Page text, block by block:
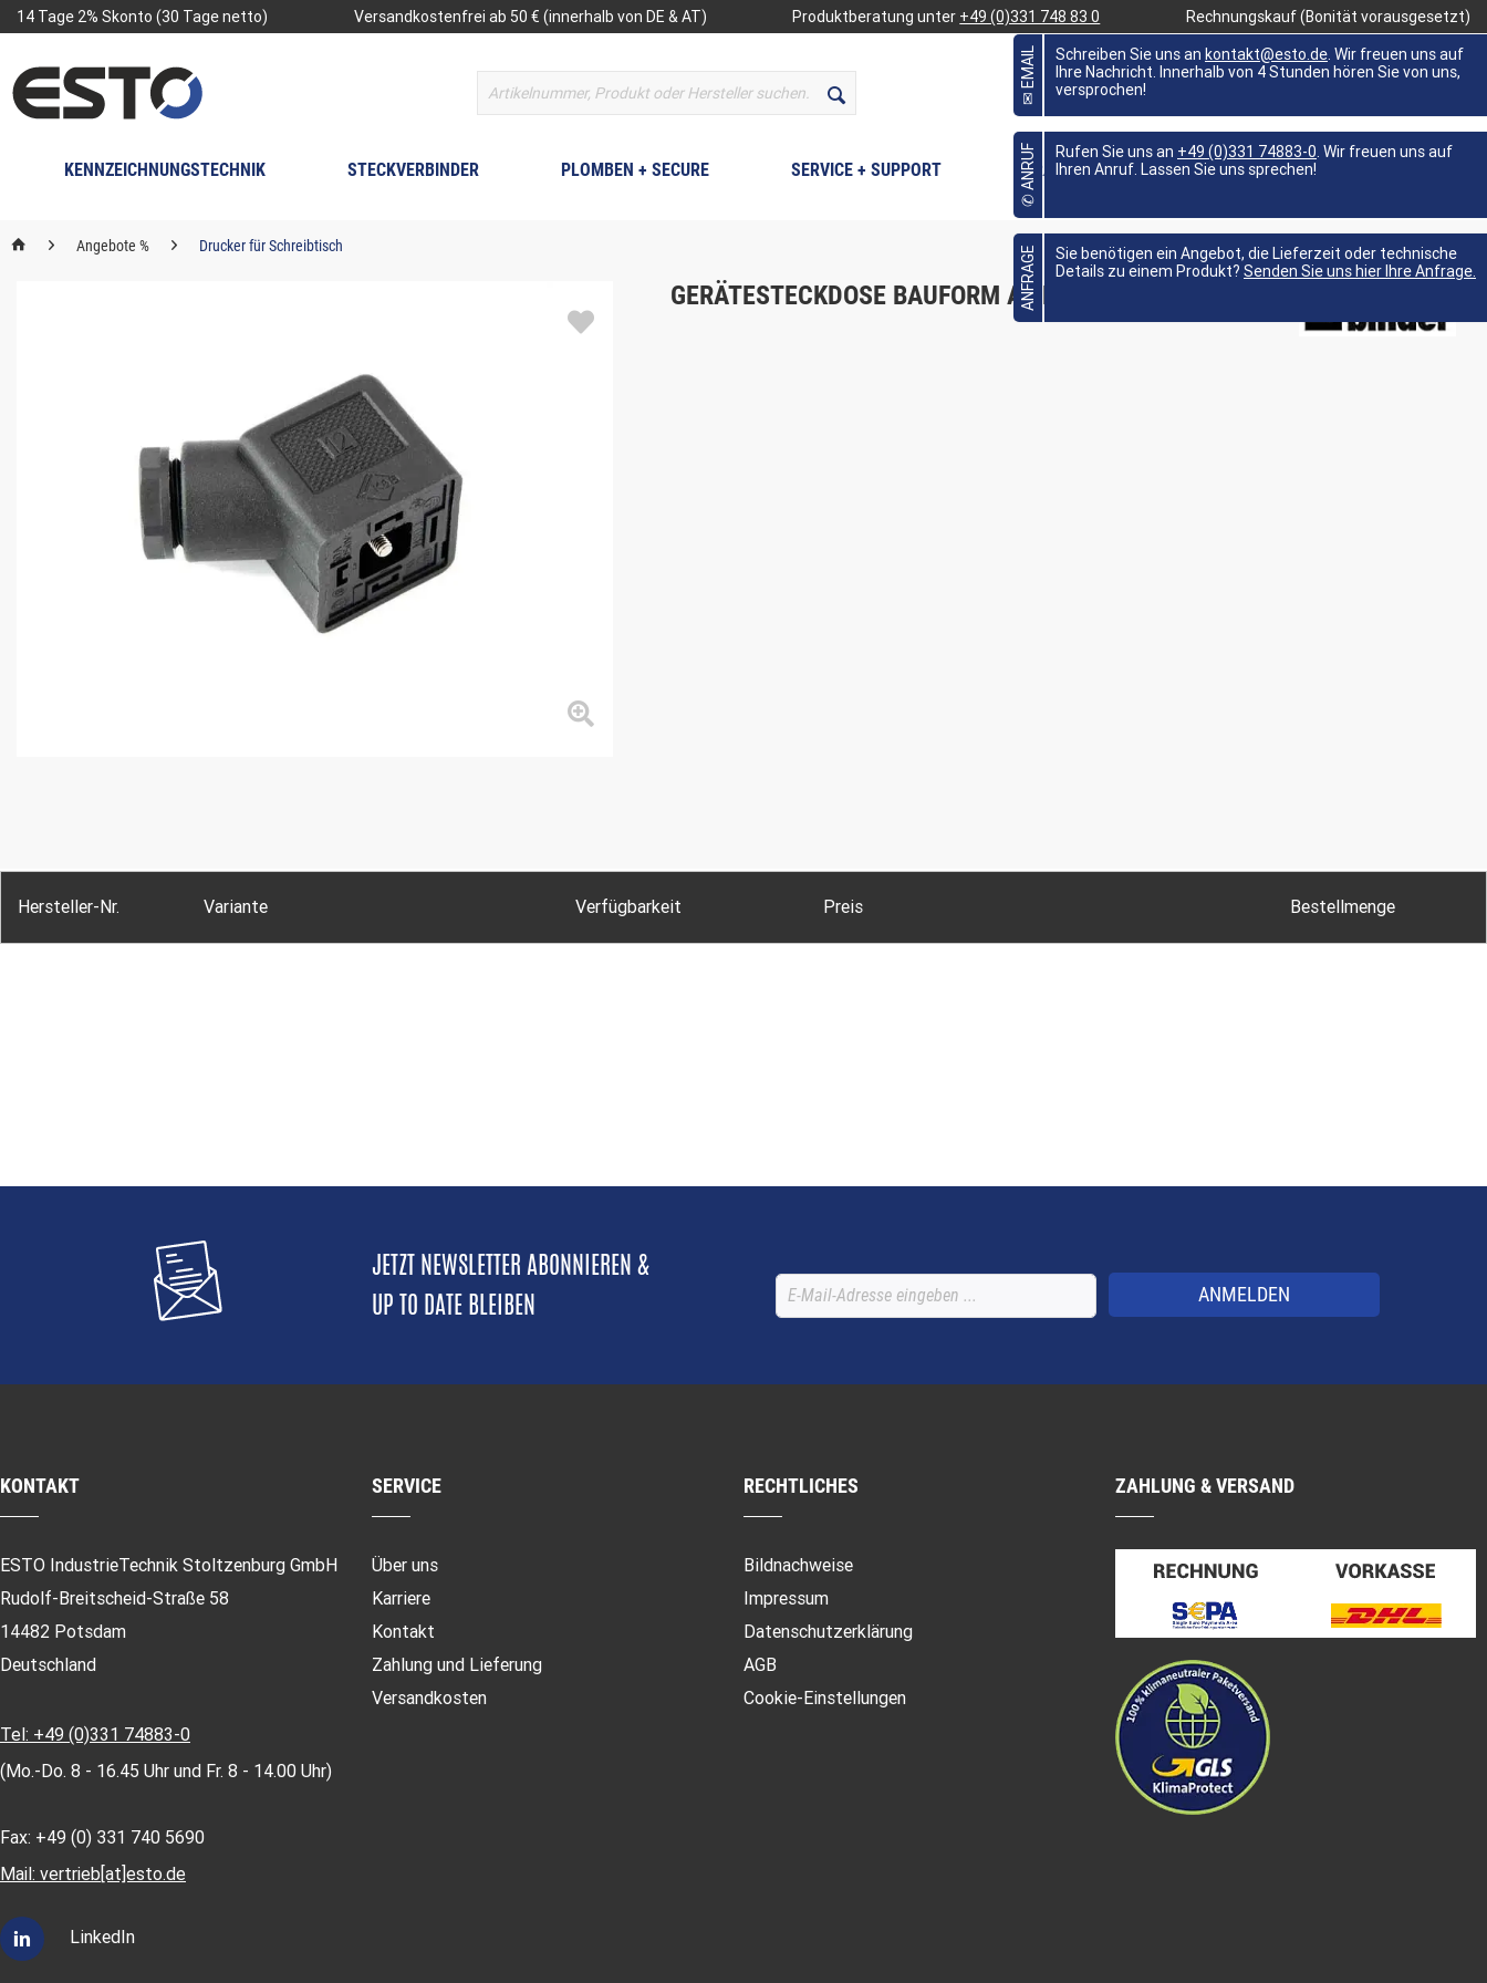
14 Tage 2% Skonto (30 Tage netto) Versandkostenfrei ab 50 € (innerhalb von DE & AT) Produktberatung unter +49 (0)331 748 83 0 Rechnungskauf (Bonität vorausgesetzt)
FAVORITEN
KENNZEICHNUNGSTECHNIK STECKVERBINDER PLOMBEN + SECURE SERVICE + SUPPORT BRANCHEN WISSEN
Angebote % Drucker für Schreibtisch
GERÄTESTECKDOSE BAUFORM A3 BASIS -
Hersteller-Nr. Variante Verfügbarkeit Preis Bestellmenge
JETZT NEWSLETTER ABONNIEREN &
UP TO DATE BLEIBEN
ANMELDEN
✉ EMAIL Schreiben Sie uns an kontakt@esto.de . Wir freuen uns auf
Ihre Nachricht. Innerhalb von 4 Stunden hören Sie von uns,
versprochen!
✆ ANRUF Rufen Sie uns an +49 (0)331 74883-0 . Wir freuen uns auf
Ihren Anruf. Lassen Sie uns sprechen!
ANFRAGE
Sie benötigen ein Angebot, die Lieferzeit oder technische
Details zu einem Produkt? Senden Sie uns hier Ihre Anfrage.
KONTAKT
ESTO IndustrieTechnik Stoltzenburg GmbH
Rudolf-Breitscheid-Straße 58
14482 Potsdam
Deutschland
Tel: +49 (0)331 74883-0
(Mo.-Do. 8 - 16.45 Uhr und Fr. 8 - 14.00 Uhr)
Fax: +49 (0) 331 740 5690
Mail: vertrieb[at]esto.de
LinkedIn
SERVICE
Über uns
Karriere
Kontakt
Zahlung und Lieferung
Versandkosten
RECHTLICHES
Bildnachweise
Impressum
Datenschutzerklärung
AGB
Cookie-Einstellungen
ZAHLUNG & VERSAND